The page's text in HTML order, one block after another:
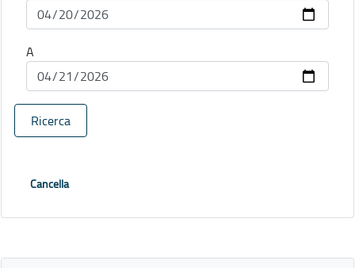
A
Ricerca
Cancella